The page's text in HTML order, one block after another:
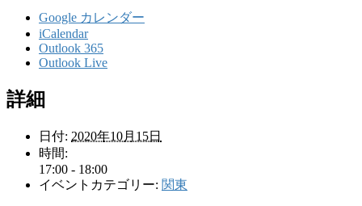
Google カレンダー
iCalendar
Outlook 365
Outlook Live
詳細
日付: 2020年10月15日
時間:
17:00 - 18:00
イベントカテゴリー: 関東